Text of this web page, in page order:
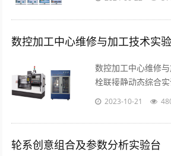
数控加工中心维修与加工技术实
数控加工中心维修
栓联接静动态综合
控技术的广泛应用
专门人才，进一步
析解决问......
2023-10-21
轮系创意组合及参数分析实验台